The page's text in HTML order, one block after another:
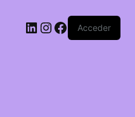
LinkedIn
Instagram
Facebook
Acceder